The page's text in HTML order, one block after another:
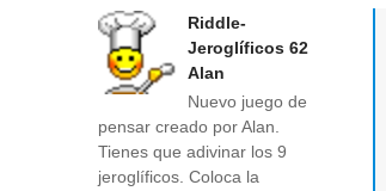
Riddle-
Jeroglíficos 62
Alan
Nuevo juego de
pensar creado por Alan.
Tienes que adivinar los 9
jeroglíficos. Coloca la